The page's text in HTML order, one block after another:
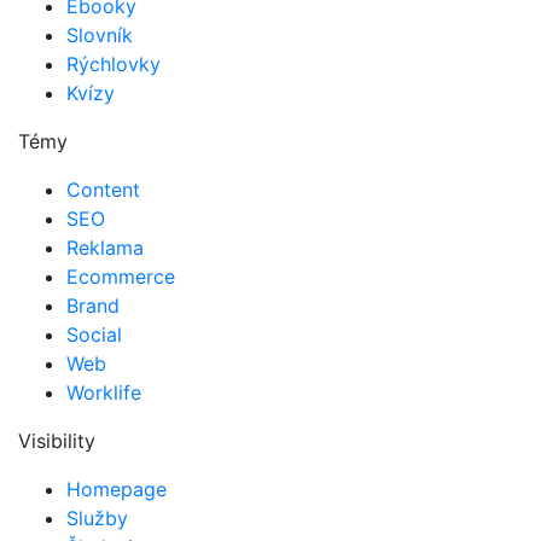
Ebooky
Slovník
Rýchlovky
Kvízy
Témy
Content
SEO
Reklama
Ecommerce
Brand
Social
Web
Worklife
Visibility
Homepage
Služby